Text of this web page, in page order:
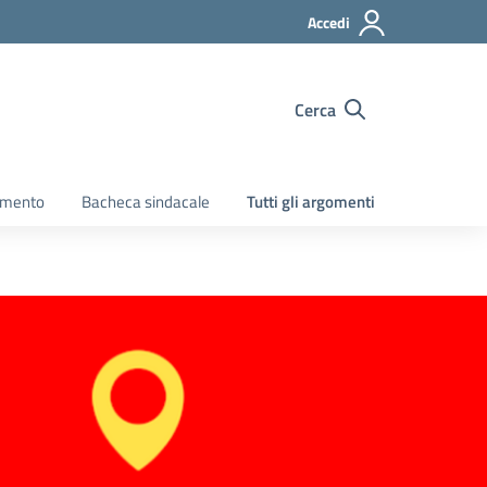
Accedi
Cerca
Bacheca sindacale Tutti gli argomenti